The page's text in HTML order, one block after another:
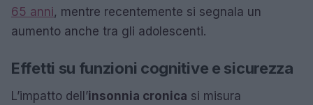
65 anni, mentre recentemente si segnala un
aumento anche tra gli adolescenti.
Effetti su funzioni cognitive e sicurezza
L’impatto dell’insonnia cronica si misura